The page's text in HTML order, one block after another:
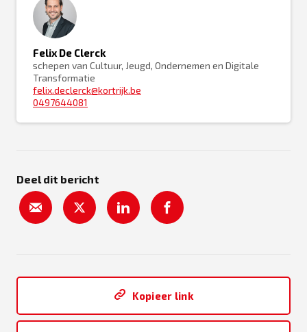
Felix De Clerck
schepen van Cultuur, Jeugd, Ondernemen en Digitale
Transformatie
felix.declerck@kortrijk.be
0497644081
Deel dit bericht
Kopieer link